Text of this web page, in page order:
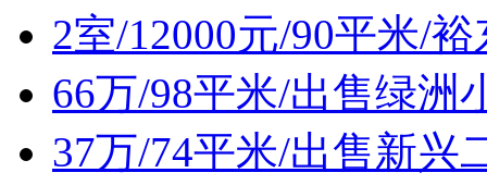
2室/12000元/90平米/
66万/98平米/出售绿洲
37万/74平米/出售新兴